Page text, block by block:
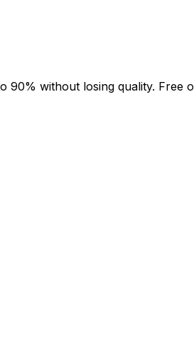
90% without losing quality. Free